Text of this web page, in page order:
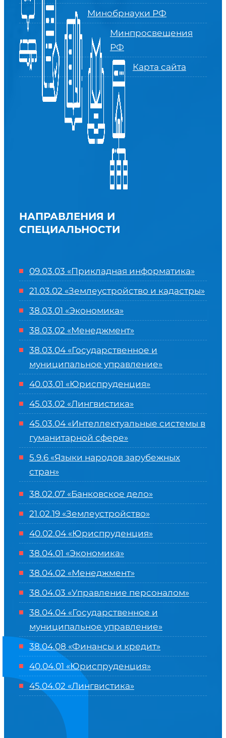
Минобрнауки РФ
Минпросвещения
РФ
Карта сайта
НАПРАВЛЕНИЯ И
СПЕЦИАЛЬНОСТИ
09.03.03 «Прикладная информатика»
21.03.02 «Землеустройство и кадастры»
38.03.01 «Экономика»
38.03.02 «Менеджмент»
38.03.04 «Государственное и
муниципальное управление»
40.03.01 «Юриспруденция»
45.03.02 «Лингвистика»
45.03.04 «Интеллектуальные системы в
гуманитарной сфере»
5.9.6 «Языки народов зарубежных
стран»
38.02.07 «Банковское дело»
21.02.19 «Землеустройство»
40.02.04 «Юриспруденция»
38.04.01 «Экономика»
38.04.02 «Менеджмент»
38.04.03 «Управление персоналом»
38.04.04 «Государственное и
муниципальное управление»
38.04.08 «Финансы и кредит»
40.04.01 «Юриспруденция»
45.04.02 «Лингвистика»